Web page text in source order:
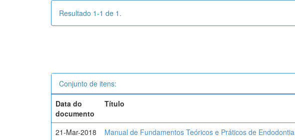
Resultado 1-1 de 1.
Conjunto de itens:
Data do
documento
Título
21-Mar-2018 Manual de Fundamentos Teóricos e Práticos de Endodontia